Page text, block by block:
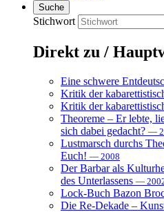
Suche
Stichwort
Direkt zu /
Eine schwere
Kritik der
Kritik der
Theoreme – Er lebte,
sich dabei gedacht? —
Lustmarsch durchs
Euch! — 2008
Der Barbar als
des Unterlassens —
Lock-Buch Bazon
Die Re-Dekade –